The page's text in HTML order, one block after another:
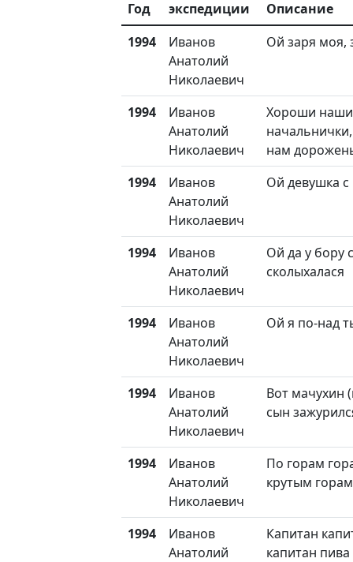
Год
экспедиции
Описание
1994
Иванов
Анатолий
Николаевич
Ой заря моя,
1994
Иванов
Анатолий
Николаевич
Хороши наши
нам
1994
Иванов
Анатолий
Николаевич
Ой девушка
1994
Иванов
Анатолий
Николаевич
Ой да у бору
сколыхалася
1994
Иванов
Анатолий
Николаевич
Ой я по-над
1994
Иванов
Анатолий
Николаевич
Вот мачухин
сын
1994
Иванов
Анатолий
Николаевич
По горам
крутым горам
1994
Иванов
Анатолий
Капитан
капитан